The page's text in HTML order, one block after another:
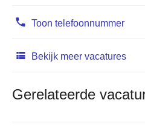
Toon telefoonnummer
Bekijk meer vacatures
Gerelateerde